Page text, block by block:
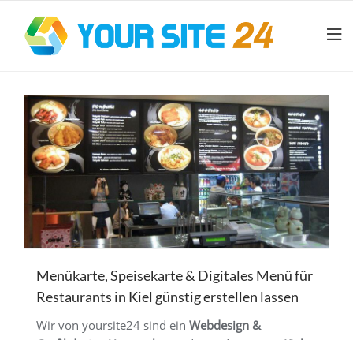
Menükarte, Speisekarte & Digitales Menü für
Restaurants in Kiel günstig erstellen lassen
Wir von yoursite24 sind ein Webdesign &